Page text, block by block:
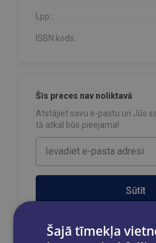
Lpp.:
ISBN kods:
Šīs preces nav noliktavā
Atstājiet savu e-pastu un Jūs
tā atkal būs pieejama!
Sūtīt
Šajā tīmekļa